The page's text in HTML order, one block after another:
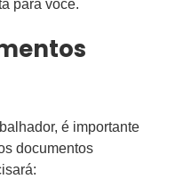
para você.
é importante
documentos